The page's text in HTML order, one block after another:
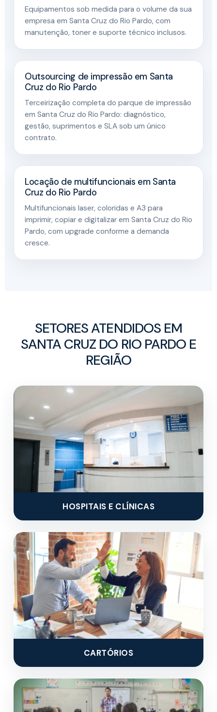
Equipamentos sob medida para o volume da sua
empresa em Santa Cruz do Rio Pardo, com
manutenção, toner e suporte técnico inclusos.
Outsourcing de impressão em Santa
Cruz do Rio Pardo
Terceirização completa do parque de impressão
em Santa Cruz do Rio Pardo: diagnóstico,
gestão, suprimentos e SLA sob um único
contrato.
Locação de multifuncionais em Santa
Cruz do Rio Pardo
Multifuncionais laser, coloridas e A3 para
imprimir, copiar e digitalizar em Santa Cruz do Rio
Pardo, com upgrade conforme a demanda
cresce.
SETORES ATENDIDOS EM
SANTA CRUZ DO RIO PARDO E
REGIÃO
HOSPITAIS E CLÍNICAS
CARTÓRIOS